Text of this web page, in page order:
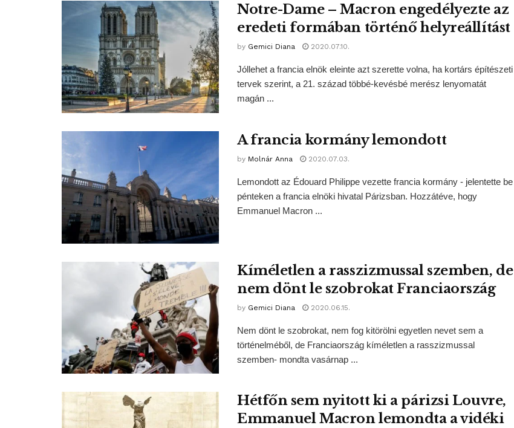
Notre-Dame – Macron engedélyezte az
eredeti formában történő helyreállítást
by Gemici Diana 2020.07.10.
Jóllehet a francia elnök eleinte azt szerette volna, ha kortárs építészeti
tervek szerint, a 21. század többé-kevésbé merész lenyomatát
magán ...
A francia kormány lemondott
by Molnár Anna 2020.07.03.
Lemondott az Édouard Philippe vezette francia kormány - jelentette be
pénteken a francia elnöki hivatal Párizsban. Hozzátéve, hogy
Emmanuel Macron ...
Kíméletlen a rasszizmussal szemben, de
nem dönt le szobrokat Franciaország
by Gemici Diana 2020.06.15.
Nem dönt le szobrokat, nem fog kitörölni egyetlen nevet sem a
történelméből, de Franciaország kíméletlen a rasszizmussal
szemben- mondta vasárnap ...
Hétfőn sem nyitott ki a párizsi Louvre,
Emmanuel Macron lemondta a vidéki